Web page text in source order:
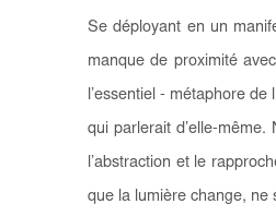
Se déployant en un
manque de proximité
l’essentiel - métaphore
qui parlerait d’elle-
l’abstraction et le
que la lumière change, ne